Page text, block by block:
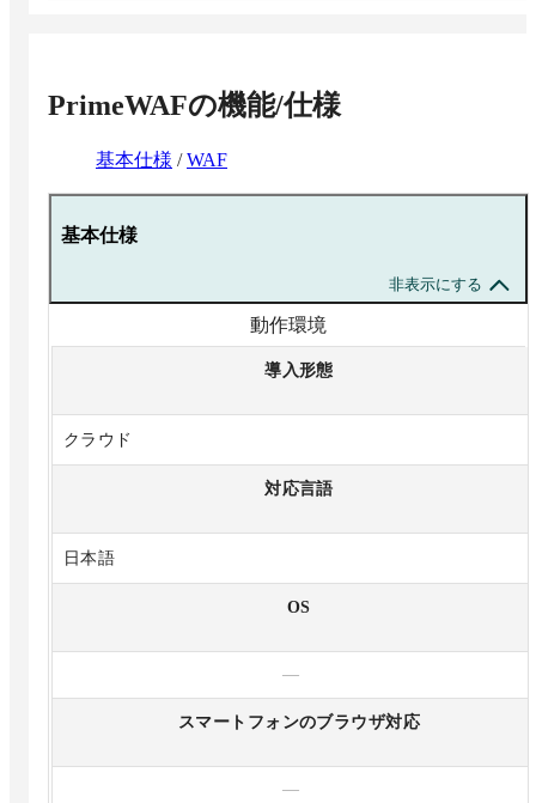
PrimeWAFの機能/仕様
基本仕様 /WAF
基本仕様
非表示にする
動作環境
導入形態
クラウド
対応言語
日本語
OS
—
スマートフォンのブラウザ対応
—